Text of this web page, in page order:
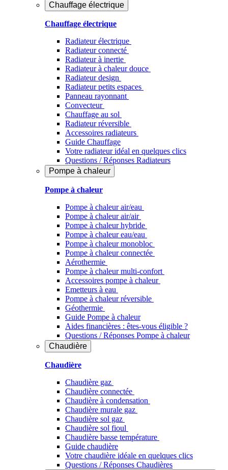
Chauffage électrique
Chauffage électrique
Radiateur électrique
Radiateur connecté
Radiateur à inertie
Radiateur à chaleur douce
Radiateur design
Radiateur petits espaces
Panneau rayonnant
Convecteur
Chauffage au sol
Radiateur réversible
Accessoires radiateurs
Guide Chauffage
Votre radiateur idéal en quelques clics
Questions / Réponses Radiateurs
Pompe à chaleur
Pompe à chaleur
Pompe à chaleur air/eau
Pompe à chaleur air/air
Pompe à chaleur hybride
Pompe à chaleur​ eau/eau
Pompe à chaleur monobloc
Pompe à chaleur connectée
Aérothermie
Pompe à chaleur multi-confort
Accessoires pompe à chaleur
Emetteurs à eau
Pompe à chaleur réversible
Géothermie
Guide Pompe à chaleur
Aides financières : êtes-vous éligible ?
Questions / Réponses Pompe à chaleur
Chaudière
Chaudière
Chaudière gaz
Chaudière connectée
Chaudière à condensation
Chaudière murale gaz
Chaudière sol gaz
Chaudière sol fioul
Chaudière basse température
Guide chaudière
Votre chaudière idéale en quelques clics
Questions / Réponses Chaudières